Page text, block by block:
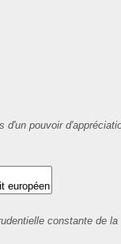
pouvoir
constante de la